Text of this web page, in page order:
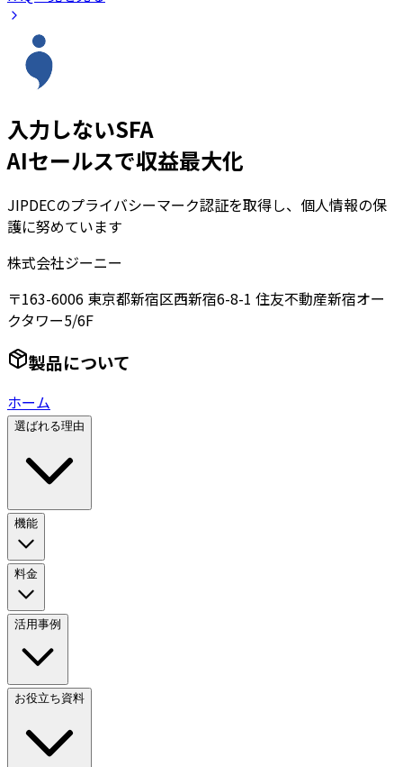
入力しないSFA
AIセールスで収益最大化
JIPDECのプライバシーマーク認証を取得し、個人情報の保
護に努めています
株式会社ジーニー
〒163-6006 東京都新宿区西新宿6-8-1 住友不動産新宿オー
クタワー5/6F
製品について
ホーム
選ばれる理由
機能
料金
活用事例
お役立ち資料